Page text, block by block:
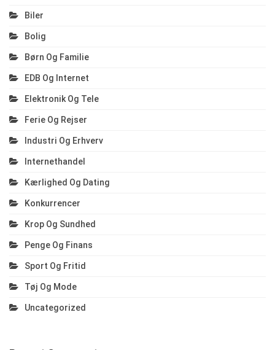
Biler
Bolig
Børn Og Familie
EDB Og Internet
Elektronik Og Tele
Ferie Og Rejser
Industri Og Erhverv
Internethandel
Kærlighed Og Dating
Konkurrencer
Krop Og Sundhed
Penge Og Finans
Sport Og Fritid
Tøj Og Mode
Uncategorized